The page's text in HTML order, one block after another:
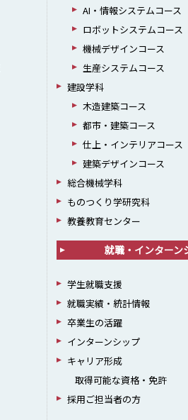
AI・情報システムコース
ロボットシステムコース
機械デザインコース
生産システムコース
建設学科
木造建築コース
都市・建築コース
仕上・インテリアコース
建築デザインコース
総合機械学科
ものつくり学研究科
教養教育センター
就職・インターン
学生就職支援
就職実績・統計情報
卒業生の活躍
インターンシップ
キャリア形成
取得可能な資格・免許
採用ご担当者の方